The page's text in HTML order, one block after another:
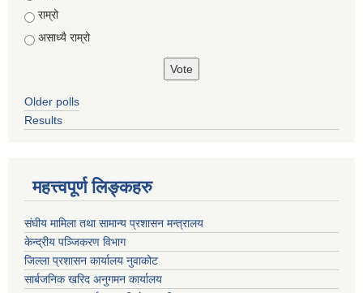
राम्रो
असाध्यै राम्रो
Older polls
Results
महत्त्वपूर्ण लिङ्कहरु
संघीय मामिला तथा सामान्य प्रशासन मन्त्रालय
केन्द्रीय पञ्जिकरण विभाग
जिल्ला प्रशासन कार्यालय नुवाकोट
सार्बजनिक खरिद अनुगमन कार्यालय